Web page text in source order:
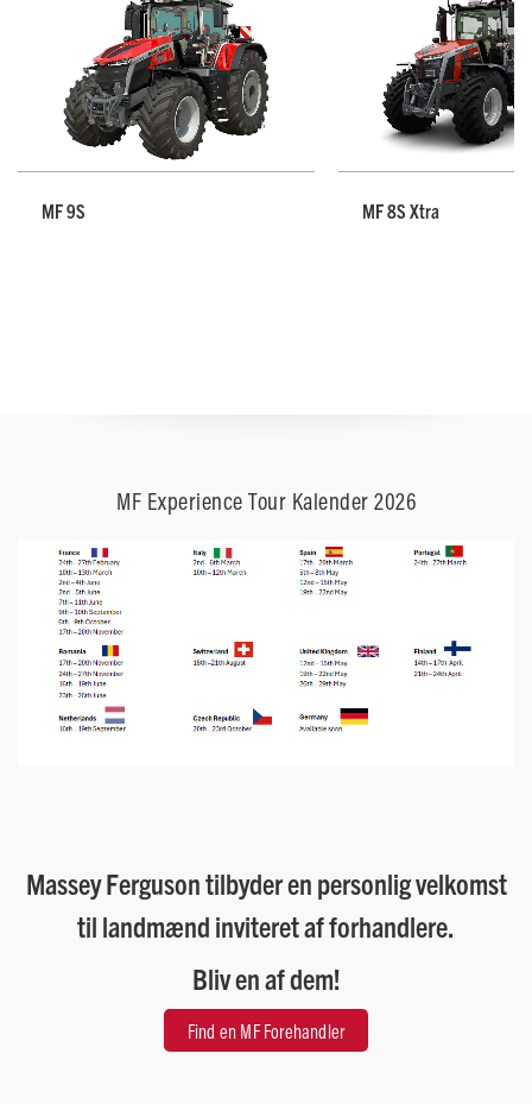
MF 9S MF 8S Xtra
MF Experience Tour Kalender 2026
Massey Ferguson tilbyder en personlig velkomst
til landmænd inviteret af forhandlere.
Bliv en af ​​dem!
Find en MF Forehandler